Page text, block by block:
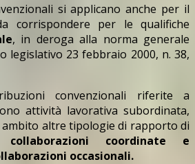
si applicano anche per il
corrispondere per le qualifiche
, in deroga alla norma generale
legislativo 23 febbraio 2000, n. 38,
convenzionali riferite a
attività lavorativa subordinata,
ambito altre tipologie di rapporto di
collaborazioni coordinate e
occasionali.